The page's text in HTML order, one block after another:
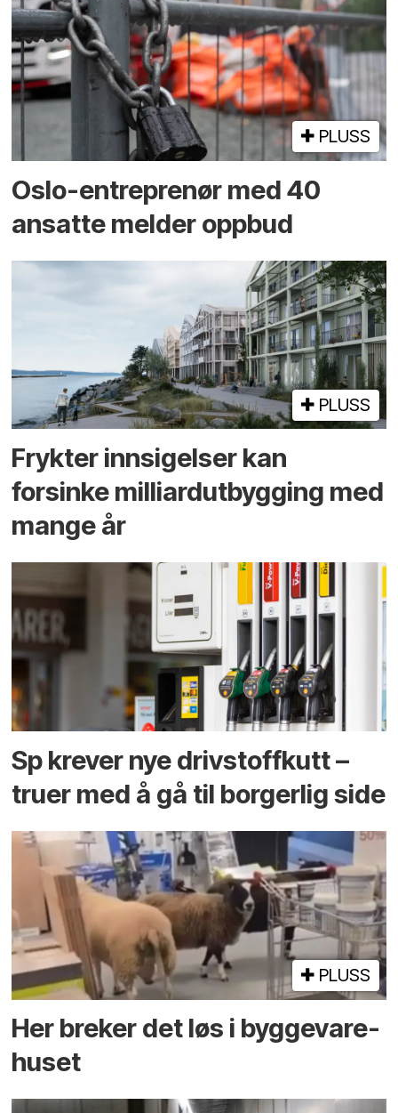
PLUSS
Oslo-entreprenør med 40
ansatte melder oppbud
PLUSS
Frykter innsigelser kan
forsinke milliard­utbygging med
mange år
Sp krever nye drivstoffkutt –
truer med å gå til borgerlig side
PLUSS
Her breker det løs i bygge­vare­
huset